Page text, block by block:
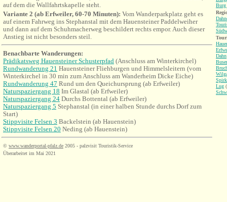
auf dem die Wallfahrtskapelle steht.
Variante 2 (ab Erfweiler, 60-70 Minuten): Vom Wanderparkplatz geht es
auf einem Fahrweg ins Stephanstal mit dem Hauensteiner Paddelweiher
und dann auf dem Schuhmacherweg beschildert rechts empor. Auch dieser
Anstieg ist nicht besonders steil.
Benachbarte Wanderungen:
Prädikatsweg Hauensteiner Schusterpfad (Anschluss am Winterkirchel)
Rundwanderung 21 Hauensteiner Fliehburgen und Himmelsleitern (vom
Winterkirchel in 30 min zum Anschluss am Wanderheim Dicke Eiche)
Rundwanderung 47 Rund um den Queichursprung (ab Erfweiler)
Naturspaziergang 18 Im Glastal (ab Erfweiler)
Naturspaziergang 24 Durchs Bottental (ab Erfweiler)
Naturspaziergang 5 Stephanstal (in einer halben Stunde durchs Dorf zum
Start)
Stippvisite Felsen 3 Backelstein (ab Hauenstein)
Stippvisite Felsen 20 Neding (ab Hauenstein)
© www.wanderportal-pfalz.de 2005 - palzvisit Touristik-Service
Überarbeitet im Mai 2021
Burg
Dahn
Lug